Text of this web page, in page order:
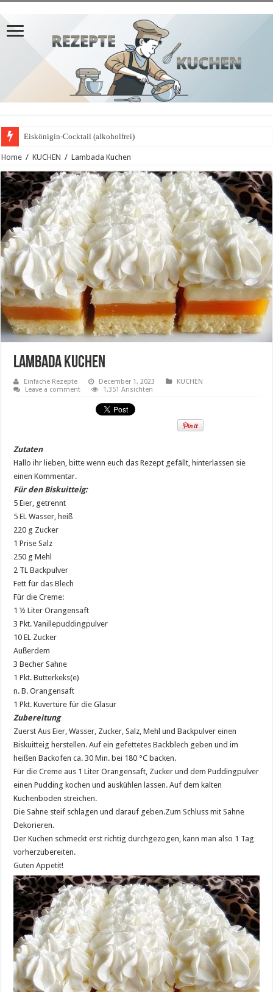
Eiskönigin-Cocktail (alkoholfrei)
Hausgemachte Kräuter Mayonnaise
Home / KUCHEN / Lambada Kuchen
Lambada Kuchen
Einfache Rezepte December 1, 2023
KUCHEN
Leave a comment
1,351 Ansichten
Zutaten
Hallo ihr lieben, bitte wenn euch das Rezept gefällt, hinterlassen sie
einen Kommentar.
Für den Biskuitteig:
5 Eier, getrennt
5 EL Wasser, heiß
220 g Zucker
1 Prise Salz
250 g Mehl
2 TL Backpulver
Fett für das Blech
Für die Creme:
1 ½ Liter Orangensaft
3 Pkt. Vanillepuddingpulver
10 EL Zucker
Außerdem
3 Becher Sahne
1 Pkt. Butterkeks(e)
n. B. Orangensaft
1 Pkt. Kuvertüre für die Glasur
Zubereitung
Zuerst Aus Eier, Wasser, Zucker, Salz, Mehl und Backpulver einen
Biskuitteig herstellen. Auf ein gefettetes Backblech geben und im
heißen Backofen ca. 30 Min. bei 180 °C backen.
Für die Creme aus 1 Liter Orangensaft, Zucker und dem Puddingpulver
einen Pudding kochen und auskühlen lassen. Auf dem kalten
Kuchenboden streichen.
Die Sahne steif schlagen und darauf geben.Zum Schluss mit Sahne
Dekorieren.
Der Kuchen schmeckt erst richtig durchgezogen, kann man also 1 Tag
vorherzubereiten.
Guten Appetit!